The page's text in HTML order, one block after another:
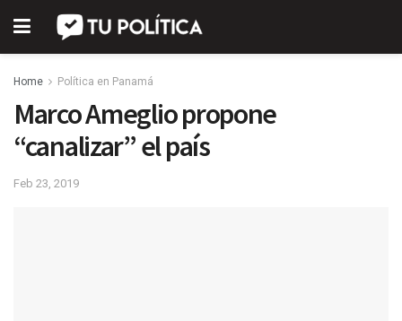
Home Política en Panamá
Marco Ameglio propone
“canalizar” el país
Feb 23, 2019